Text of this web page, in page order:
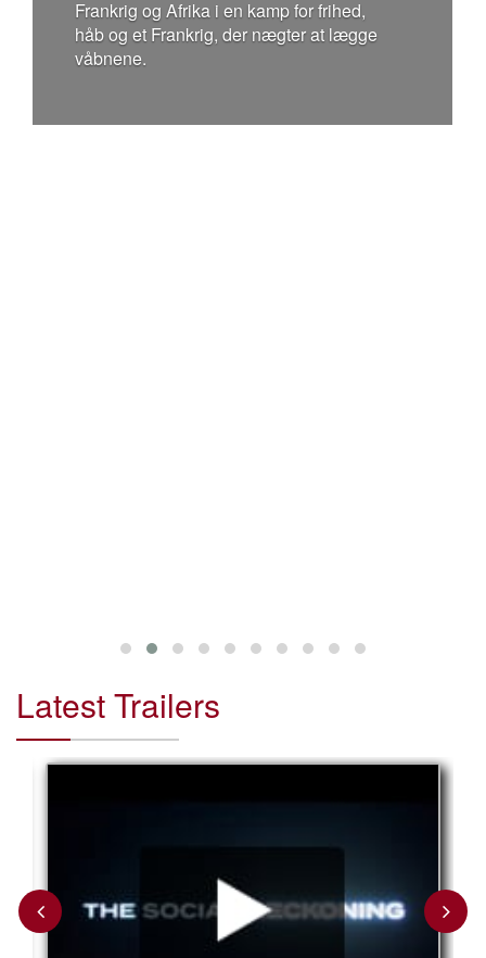
Frankrig og Afrika i en kamp for frihed,
håb og et Frankrig, der nægter at lægge
våbnene.
Latest Trailers
Previous Next